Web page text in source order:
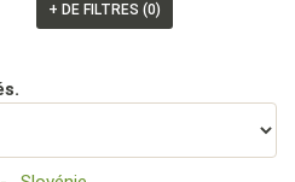
+ DE FILTRES (0)
s.